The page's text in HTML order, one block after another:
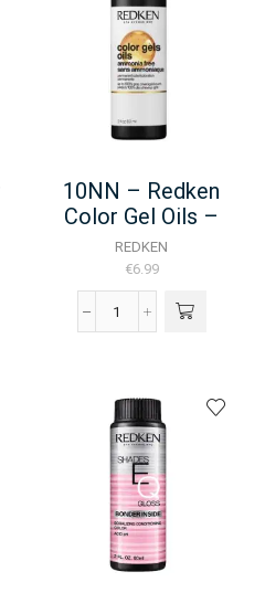
10NN – Redken
Color Gel Oils –
60ML
REDKEN
€6.99
10NN
Gel
Oils
-
60ML
aantal